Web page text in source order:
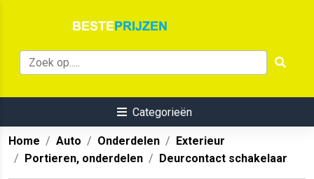
Categorieën
Home Auto Onderdelen
Exterieur
Portieren, onderdelen
Deurcontact schakelaar